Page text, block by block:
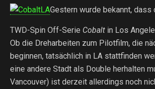
Gestern wurde bekannt, dass
TWD-Spin Off-Serie Cobalt in Los
Ob die Dreharbeiten zum Pilotfilm, die
beginnen, tatsächlich in LA stattfinden
eine andere Stadt als Double herhalten
Vancouver) ist derzeit allerdings noch